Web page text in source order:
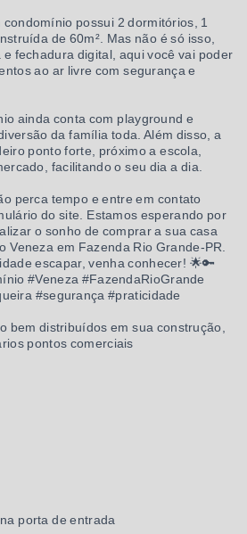
possui 2 dormitórios, 1
de 60m². Mas não é só isso,
fechadura digital, aqui você vai poder
ao ar livre com segurança e
ainda conta com playground e
da família toda. Além disso, a
ponto forte, próximo a escola,
facilitando o seu dia a dia.
perca tempo e entre em contato
do site. Estamos esperando por
o sonho de comprar a sua casa
Veneza em Fazenda Rio Grande-PR.
escapar, venha conhecer! 🌟🔑
#Veneza #FazendaRioGrande
#segurança #praticidade
bem distribuídos em sua construção,
pontos comerciais
porta de entrada